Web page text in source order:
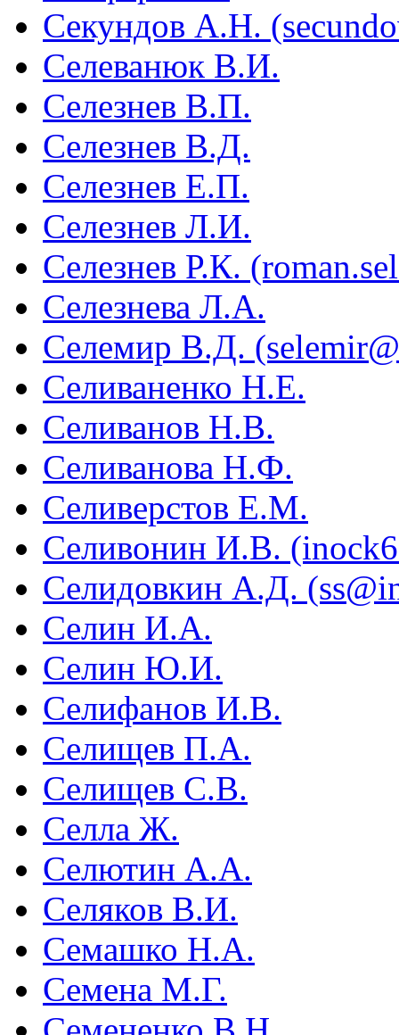
Секундов А.Н.
Селеванюк В.И.
Селезнев В.П.
Селезнев В.Д.
Селезнев Е.П.
Селезнев Л.И.
Селезнев Р.К.
Селезнева Л.А.
Селемир В.Д.
Селиваненко Н.Е.
Селиванов Н.В.
Селиванова Н.Ф.
Селиверстов Е.М.
Селивонин И.В.
Селидовкин А.Д.
Селин И.А.
Селин Ю.И.
Селифанов И.В.
Селищев П.А.
Селищев С.В.
Селла Ж.
Селютин А.А.
Селяков В.И.
Семашко Н.А.
Семена М.Г.